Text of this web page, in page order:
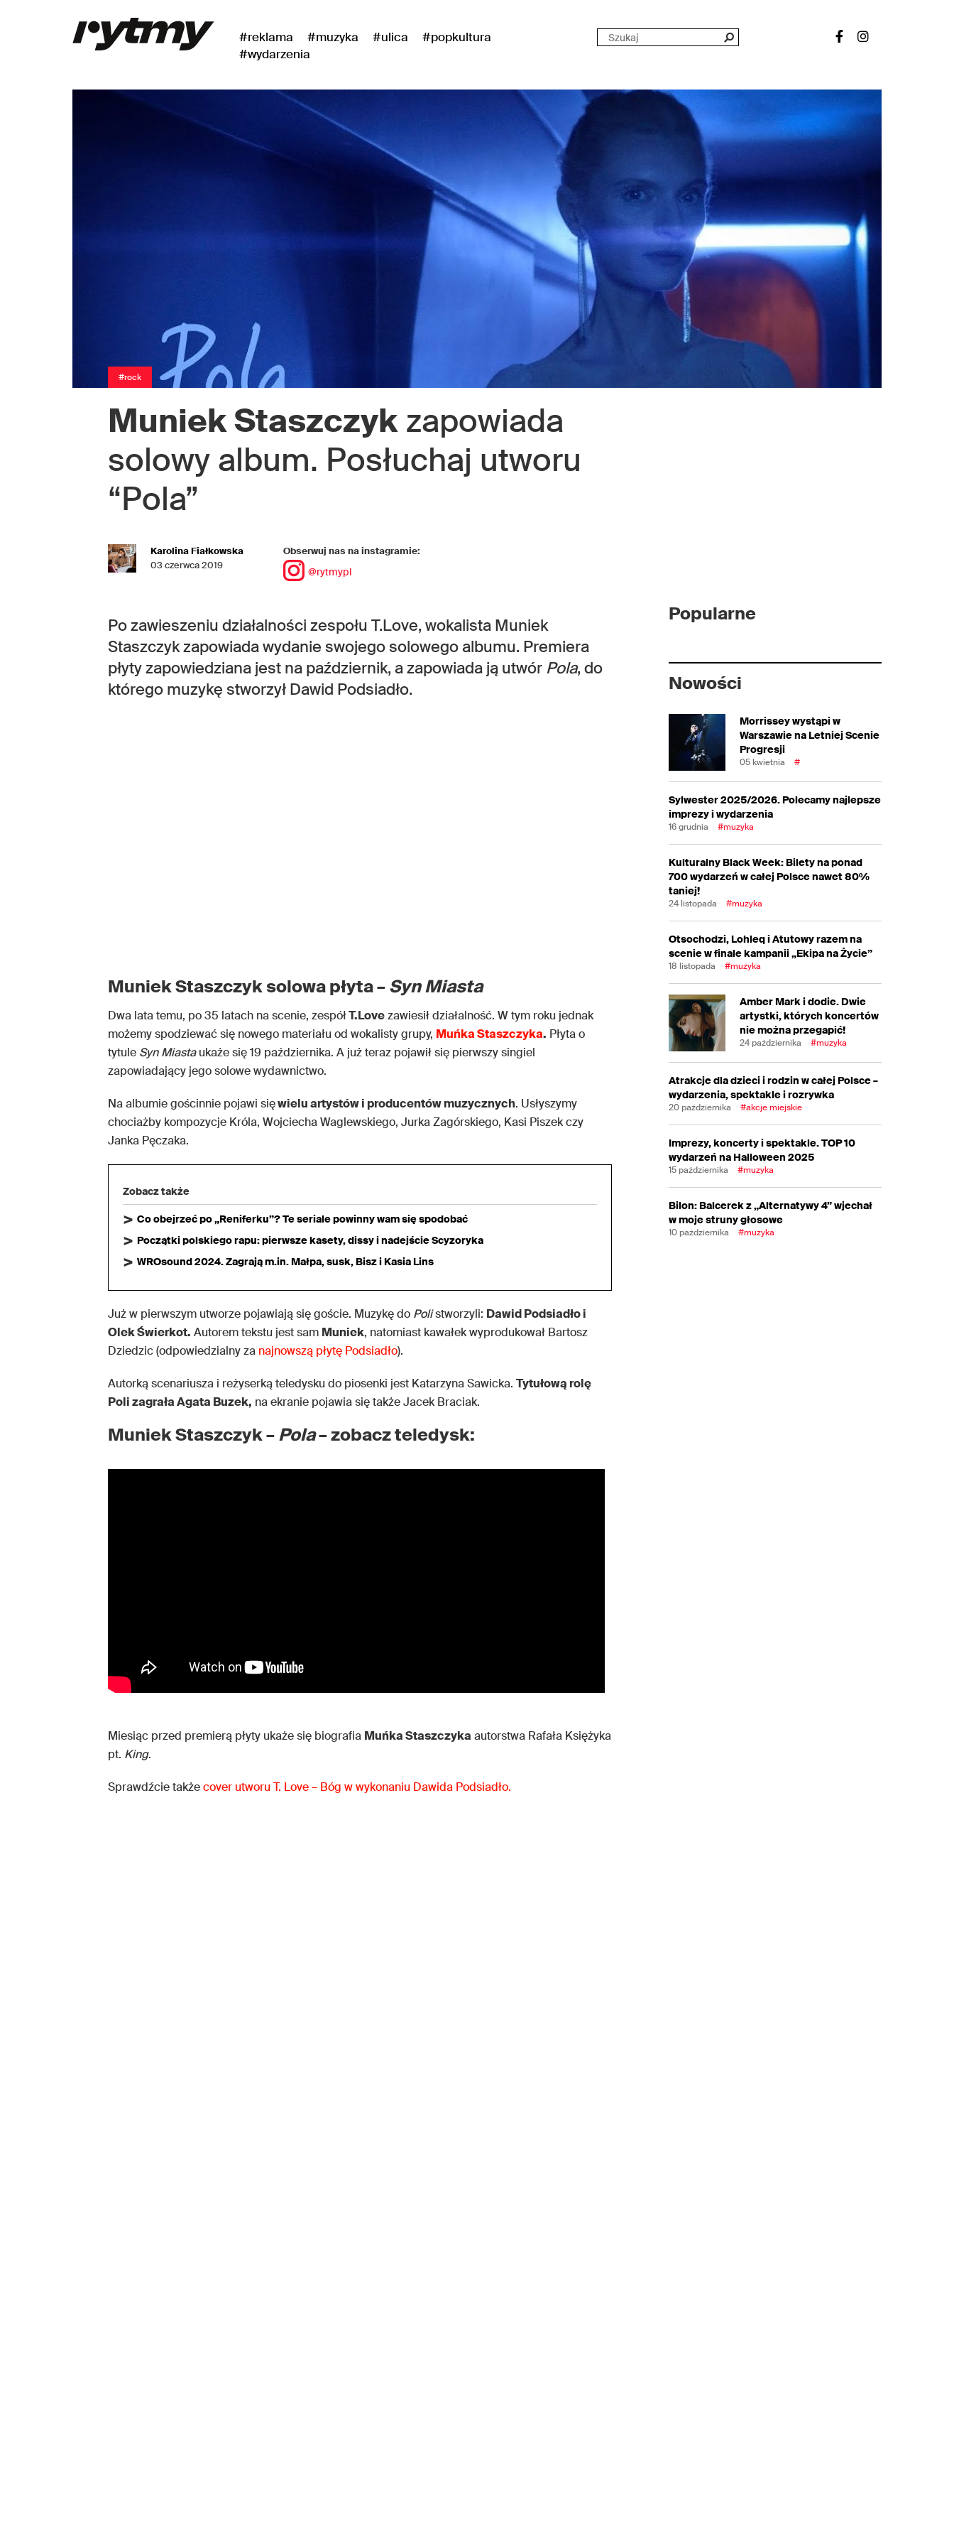
#reklama #muzyka #ulica
#popkultura
#wydarzenia
#rock
Muniek Staszczyk zapowiada
solowy album. Posłuchaj utworu
“Pola”
Karolina Fiałkowska
03 czerwca 2019
Obserwuj nas na instagramie:
@rytmypl
Po zawieszeniu działalności zespołu T.Love, wokalista Muniek
Staszczyk zapowiada wydanie swojego solowego albumu. Premiera
płyty zapowiedziana jest na październik, a zapowiada ją utwór Pola, do
którego muzykę stworzył Dawid Podsiadło.
Muniek Staszczyk solowa płyta –Syn Miasta
Dwa lata temu, po 35 latach na scenie, zespółT.Lovezawiesił działalność. W tym roku jednak
możemy spodziewać się nowego materiału od wokalisty grupy, Muńka Staszczyka. Płyta o
tytule Syn Miastaukaże się 19 października. A już teraz pojawił się pierwszy singiel
zapowiadający jego solowe wydawnictwo.
Na albumie gościnnie pojawi sięwielu artystów i producentów muzycznych. Usłyszymy
chociażby kompozycje Króla, Wojciecha Waglewskiego, Jurka Zagórskiego, Kasi Piszek czy
Janka Pęczaka.
Zobacz także
Co obejrzeć po „Reniferku”? Te seriale powinny wam się spodobać
Początki polskiego rapu: pierwsze kasety, dissy i nadejście Scyzoryka
WROsound 2024. Zagrają m.in. Małpa, susk, Bisz i Kasia Lins
Już w pierwszym utworze pojawiają się goście. Muzykę do Polistworzyli: Dawid Podsiadło i
Olek Świerkot. Autorem tekstu jest sam Muniek, natomiast kawałek wyprodukował Bartosz
Dziedzic (odpowiedzialny za najnowszą płytę Podsiadło).
Autorką scenariusza i reżyserką teledysku do piosenki jest Katarzyna Sawicka. Tytułową rolę
Poli zagrała Agata Buzek, na ekranie pojawia się także Jacek Braciak.
Muniek Staszczyk –Pola– zobacz teledysk:
Miesiąc przed premierą płyty ukaże się biografia Muńka Staszczyka autorstwa Rafała Księżyka
pt. King.
Sprawdźcie takżecover utworu T. Love – Bóg w wykonaniu Dawida Podsiadło.
Popularne
Nowości
Morrissey wystąpi w
Warszawie na Letniej Scenie
Progresji
05 kwietnia #
Sylwester 2025/2026. Polecamy najlepsze
imprezy i wydarzenia
16 grudnia #muzyka
Kulturalny Black Week: Bilety na ponad
700 wydarzeń w całej Polsce nawet 80%
taniej!
24 listopada #muzyka
Otsochodzi, Lohleq i Atutowy razem na
scenie w finale kampanii „Ekipa na Życie”
18 listopada #muzyka
Amber Mark i dodie. Dwie
artystki, których koncertów
nie można przegapić!
24 października #muzyka
Atrakcje dla dzieci i rodzin w całej Polsce –
wydarzenia, spektakle i rozrywka
20 października #akcje miejskie
Imprezy, koncerty i spektakle. TOP 10
wydarzeń na Halloween 2025
15 października #muzyka
Bilon: Balcerek z „Alternatywy 4” wjechał
w moje struny głosowe
10 października #muzyka